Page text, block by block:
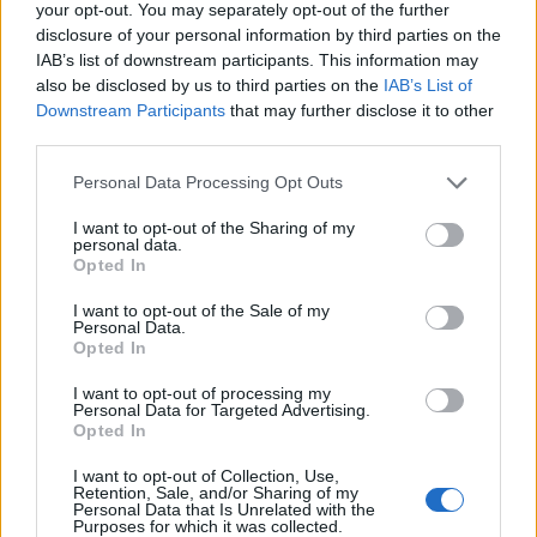
your opt-out. You may separately opt-out of the further
disclosure of your personal information by third parties on the
IAB’s list of downstream participants. This information may
also be disclosed by us to third parties on the IAB’s List of
Downstream Participants that may further disclose it to other
Personal Data Processing Opt Outs
I want to opt-out of the Sharing of my
personal data.
Opted In
I want to opt-out of the Sale of my
Personal Data.
Opted In
I want to opt-out of processing my
Personal Data for Targeted Advertising.
Opted In
I want to opt-out of Collection, Use,
Retention, Sale, and/or Sharing of my
Personal Data that Is Unrelated with the
Purposes for which it was collected.
Δείκτης Τιμών, με άνοδο 0,15%
06/08/2026 - 15:46 ΟΙΚΟΝΟΜΙΑ
ΥΠΑΑΤ: Αποζημιώσεις 38,1 εκατ. ευρώ σε
κτηνοτρόφους για ευλογιά, πανώλη και αφθώδη
πυρετό
06/08/2026 - 15:33 ΟΙΚΟΝΟΜΙΑ
Στ. Παπασταύρου: Άμεσα αντιδιαβρωτικά έργα στη
Δυτική Αττική
Συνάλλαγμα: Το ευρώ υποχωρεί κατά 0,11%, στα
1,1541 δολάρια
06/08/2026 - 14:59 ΟΙΚΟΝΟΜΙΑ
18η συνεχόμενη χρονιά για τον ΟΤΕ στη διεθνή
06/08/2026 - 14:40 ESG